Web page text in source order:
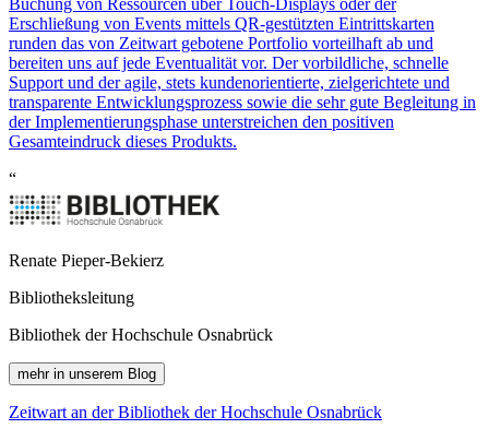
Buchung von Ressourcen über Touch-Displays oder der
Erschließung von Events mittels QR-gestützten Eintrittskarten
runden das von Zeitwart gebotene Portfolio vorteilhaft ab und
bereiten uns auf jede Eventualität vor. Der vorbildliche, schnelle
Support und der agile, stets kundenorientierte, zielgerichtete und
transparente Entwicklungsprozess sowie die sehr gute Begleitung in
der Implementierungsphase unterstreichen den positiven
Gesamteindruck dieses Produkts.
“
Renate Pieper-Bekierz
Bibliotheksleitung
Bibliothek der Hochschule Osnabrück
mehr in unserem Blog
Zeitwart an der Bibliothek der Hochschule Osnabrück